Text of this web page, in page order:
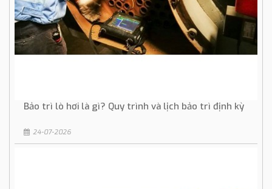
Bảo trì lò hơi là gì? Quy trình và lịch bảo trì định kỳ
24-07-2026